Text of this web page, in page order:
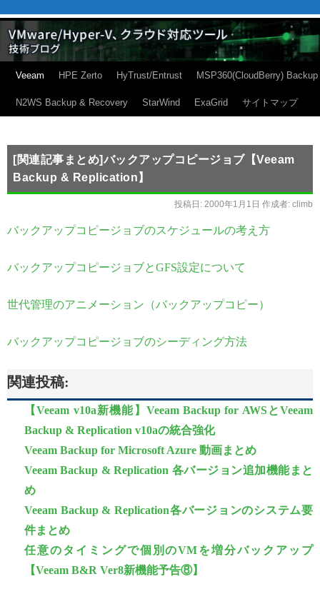
Veeam HPE Zerto HyTrust/Entrust MSP360(CloudBerry) Backup
N2WS Backup & Recovery StarWind ExaGrid サイトマップ
[関連記事まとめ]バックアップコピージョブ【Veeam
Backup & Replication】
投稿日: 2000年1月1日 作成者: climb
バックアップコピージョブのスケジュールの考え方
バックアップコピージョブとGFS設定について
世代管理のアニメーション（バックアップコピー）
バックアップコピージョブのシーディング方法
関連投稿:
【Veeam v10a新機能】Veeam Backup for AWSとVeeam
Backup & Replication v10aの統合強化
Veeam Backup for Microsoft Azure 動画まとめ
Veeam Backup & Replication 各バージョン追加機能まと
め
Veeam Backup & Replication各バージョンのシステム要
件まとめ
任意のタイミングで個別のVMを増分バックアップ
【Veeam B&R Ver8新機能予告⑧】